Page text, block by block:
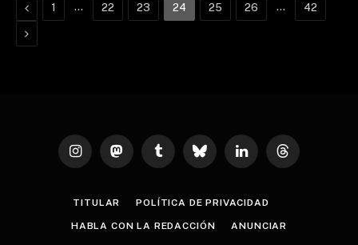
Previous
1 … 22 23 24 25 26 … 42
Next
InstagramMastodonTumblr Bluesky LinkedInThreads
TITULAR POLÍTICA DE PRIVACIDAD
HABLA CON LA REDACCIÓN ANUNCIAR